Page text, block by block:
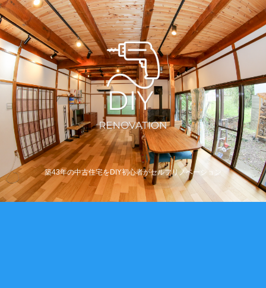
築43年の中古住宅をDIY初心者がセルフリノベーション